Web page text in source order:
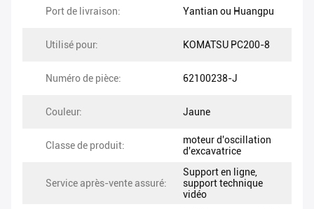
Port de livraison: Yantian ou Huangpu
Utilisé pour: KOMATSU PC200-8
Numéro de pièce: 62100238-J
Couleur: Jaune
Classe de produit:
moteur d'oscillation
d'excavatrice
Service après-vente assuré:
Support en ligne,
support technique
vidéo